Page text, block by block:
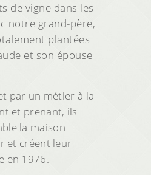
de vigne dans les
notre grand-père,
plantées
et son épouse
par un métier à la
et prenant, ils
la maison
et créent leur
en 1976.